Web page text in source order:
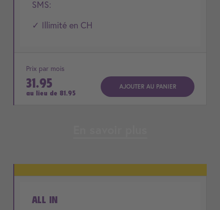
SMS:
✓ Illimité en CH
Prix par mois
31.95
au lieu de 81.95
AJOUTER AU PANIER
ALL IN